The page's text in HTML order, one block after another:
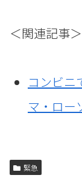
＜関連記事＞
コンビニ
マ・ロー
緊急